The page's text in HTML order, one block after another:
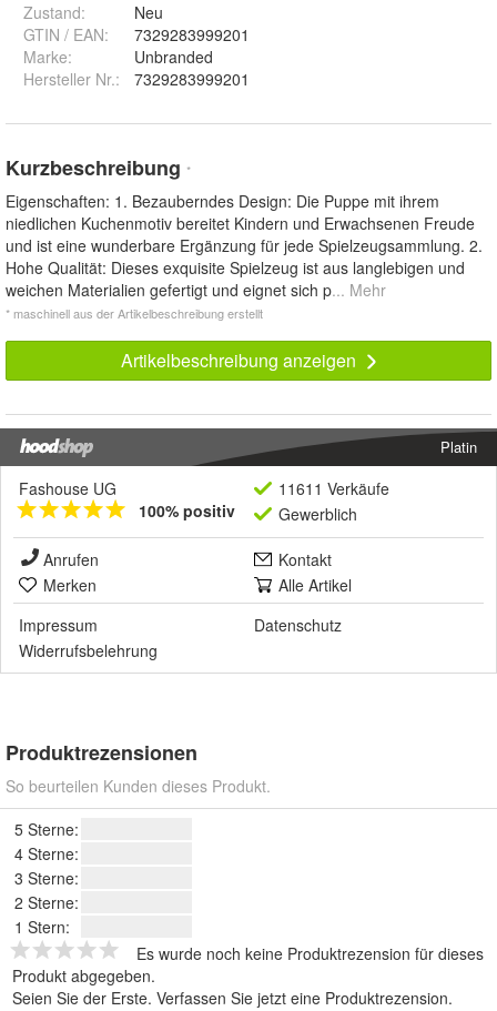
Zustand:
Neu
GTIN / EAN:
7329283999201
Marke:
Unbranded
Hersteller Nr.:
7329283999201
Kurzbeschreibung *
Eigenschaften: 1. Bezauberndes Design: Die Puppe mit ihrem
niedlichen Kuchenmotiv bereitet Kindern und Erwachsenen Freude
und ist eine wunderbare Ergänzung für jede Spielzeugsammlung. 2.
Hohe Qualität: Dieses exquisite Spielzeug ist aus langlebigen und
weichen Materialien gefertigt und eignet sich p... Mehr
* maschinell aus der Artikelbeschreibung erstellt
Artikelbeschreibung anzeigen
Platin
Fashouse UG
100% positiv
11611 Verkäufe
Gewerblich
Anrufen
Kontakt
Merken
Alle Artikel
Impressum
Datenschutz
Widerrufsbelehrung
Produktrezensionen
So beurteilen Kunden dieses Produkt.
5 Sterne:
4 Sterne:
3 Sterne:
2 Sterne:
1 Stern:
Es wurde noch keine Produktrezension für dieses
Produkt abgegeben.
Seien Sie der Erste. Verfassen Sie jetzt eine Produktrezension.